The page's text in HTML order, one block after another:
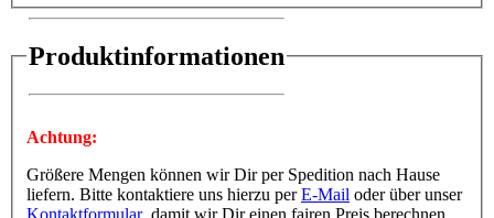
Produktinformationen
Achtung:
Größere Mengen können wir Dir per Spedition nach Hause
liefern. Bitte kontaktiere uns hierzu perE-Mail oder über unser